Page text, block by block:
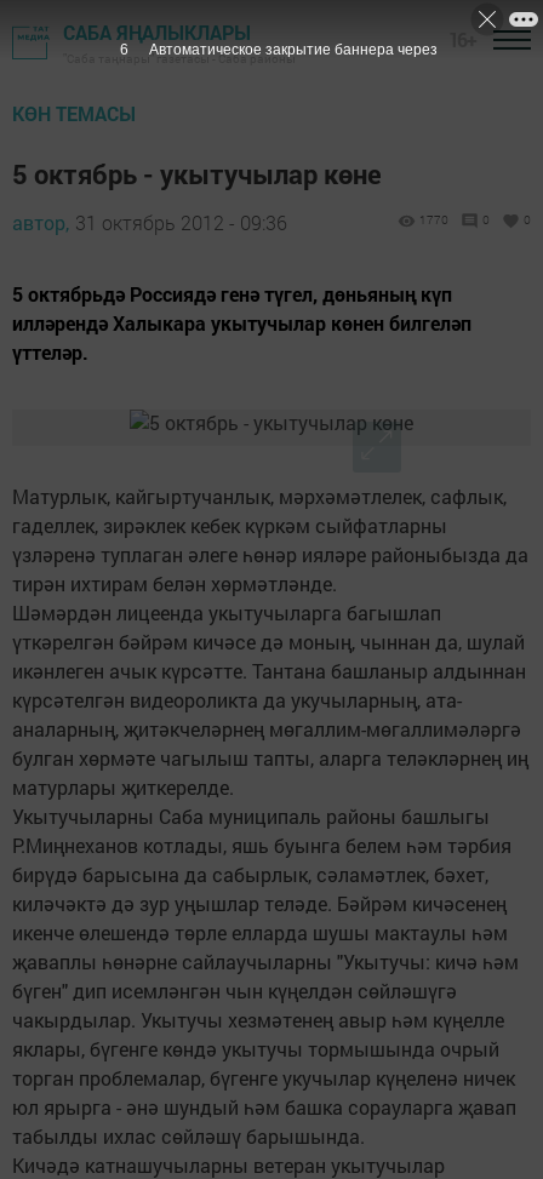
САБА ЯҢАЛЫКЛАРЫ
"Саба таңнары" газетасы - Саба районы
КӨН ТЕМАСЫ
5 октябрь - укытучылар көне
автор, 31 октябрь 2012 - 09:36 1770 0 0
5 октябрьдә Россиядә генә түгел, дөньяның күп
илләрендә Халыкара укытучылар көнен билгеләп
үттеләр.
Матурлык, кайгыртучанлык, мәрхәмәтлелек, сафлык,
гаделлек, зирәклек кебек күркәм сыйфатларны
үзләренә туплаган әлеге һөнәр ияләре районыбызда да
тирән ихтирам белән хөрмәтләнде.
Шәмәрдән лицеенда укытучыларга багышлап
үткәрелгән бәйрәм кичәсе дә моның, чыннан да, шулай
икәнлеген ачык күрсәтте. Тантана башланыр алдыннан
күрсәтелгән видеороликта да укучыларның, ата-
аналарның, җитәкчеләрнең мөгаллим-мөгаллимәләргә
булган хөрмәте чагылыш тапты, аларга теләкләрнең иң
матурлары җиткерелде.
Укытучыларны Саба муниципаль районы башлыгы
Р.Миңнеханов котлады, яшь буынга белем һәм тәрбия
бирүдә барысына да сабырлык, сәламәтлек, бәхет,
киләчәктә дә зур уңышлар теләде. Бәйрәм кичәсенең
икенче өлешендә төрле елларда шушы мактаулы һәм
җаваплы һөнәрне сайлаучыларны "Укытучы: кичә һәм
бүген" дип исемләнгән чын күңелдән сөйләшүгә
чакырдылар. Укытучы хезмәтенең авыр һәм күңелле
яклары, бүгенге көндә укытучы тормышында очрый
торган проблемалар, бүгенге укучылар күңеленә ничек
юл ярырга - әнә шундый һәм башка сорауларга җавап
табылды ихлас сөйләшү барышында.
Кичәдә катнашучыларны ветеран укытучылар
6 Автоматическое закрытие баннера через